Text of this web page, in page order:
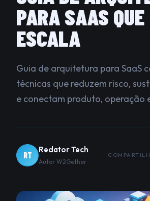
PARA SAAS QUE
ESCALA
Guia de arquitetura para SaaS
técnicas que reduzem risco,
e conectam produto, operação
RT
Redator Tech
Autor W2Gether